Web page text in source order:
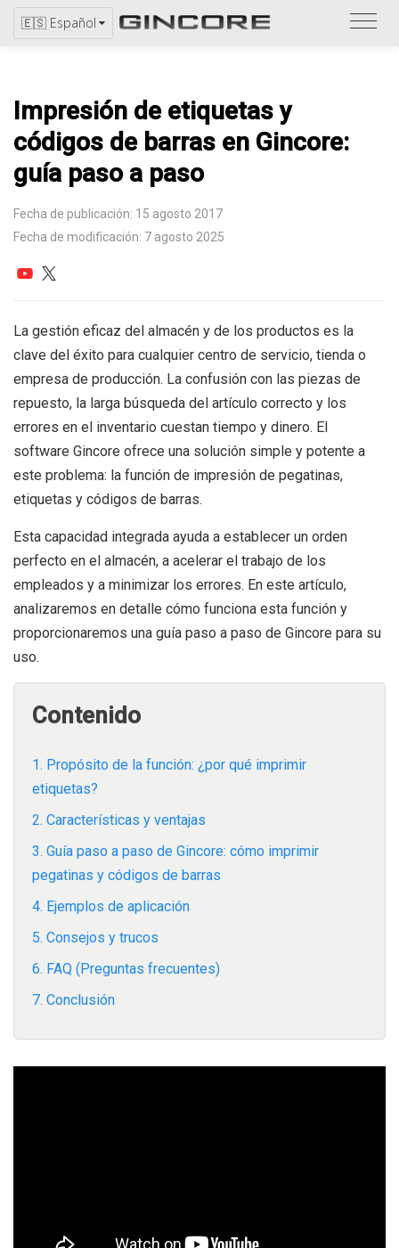
🇪🇸 Español
Impresión de etiquetas y
códigos de barras en Gincore:
guía paso a paso
Fecha de publicación: 15 agosto 2017
Fecha de modificación: 7 agosto 2025
La gestión eficaz del almacén y de los productos es la
clave del éxito para cualquier centro de servicio, tienda o
empresa de producción. La confusión con las piezas de
repuesto, la larga búsqueda del artículo correcto y los
errores en el inventario cuestan tiempo y dinero. El
software Gincore ofrece una solución simple y potente a
este problema: la función de impresión de pegatinas,
etiquetas y códigos de barras.
Esta capacidad integrada ayuda a establecer un orden
perfecto en el almacén, a acelerar el trabajo de los
empleados y a minimizar los errores. En este artículo,
analizaremos en detalle cómo funciona esta función y
proporcionaremos una guía paso a paso de Gincore para su
uso.
Contenido
1. Propósito de la función: ¿por qué imprimir
etiquetas?
2. Características y ventajas
3. Guía paso a paso de Gincore: cómo imprimir
pegatinas y códigos de barras
4. Ejemplos de aplicación
5. Consejos y trucos
6. FAQ (Preguntas frecuentes)
7. Conclusión